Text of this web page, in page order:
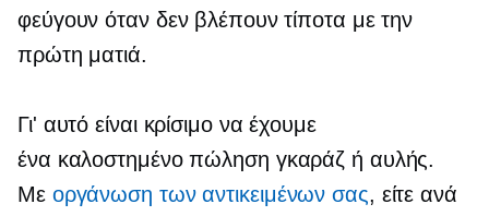
φεύγουν όταν δεν βλέπουν τίποτα με την
πρώτη ματιά.
Γι' αυτό είναι κρίσιμο να έχουμε
ένα καλοστημένοπώληση γκαράζ ή αυλής.
Με οργάνωση των αντικειμένων σας, είτε ανά